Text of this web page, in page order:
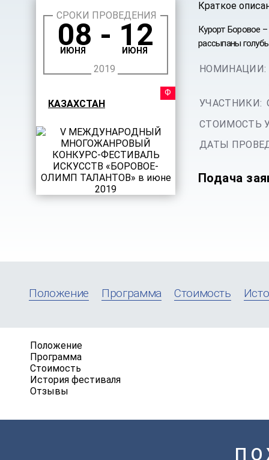
СРОКИ ПРОВЕДЕНИЯ
08 - 12
ИЮНЯ ИЮНЯ
2019
КАЗАХСТАН
Краткое
Курорт Боровое –
рассыпаны
НОМИНАЦИИ:
УЧАСТНИКИ:
СТОИМОСТЬ
ДАТЫ
Подача
Положение Программа Стоимость
Положение
Программа
Стоимость
История фестиваля
Отзывы